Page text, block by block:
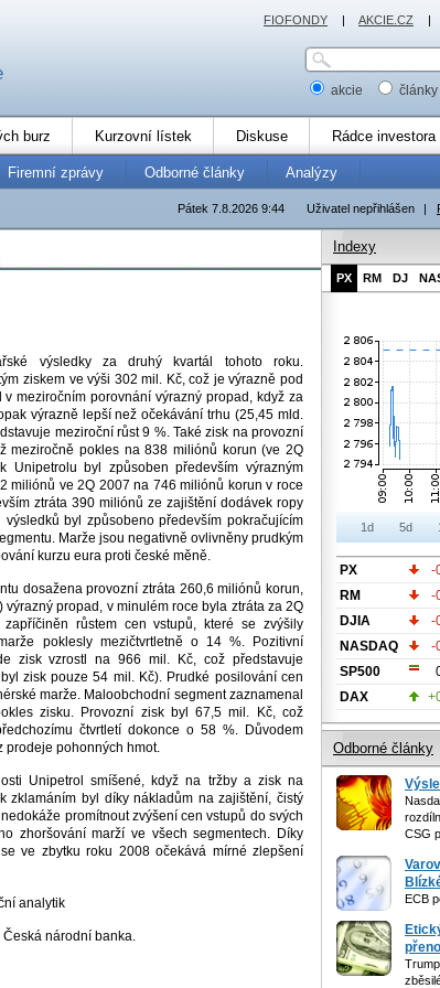
akcie články
burz Kurzovní lístek Diskuse Rádce investora
Firemní zprávy Odborné články Analýzy
Uživatel nepřihlášen |
Pátek 7.8.2026 9:44
výsledky za druhý kvartál tohoto roku.
ziskem ve výši 302 mil. Kč, což je výrazně pod
meziročním porovnání výrazný propad, když za
výrazně lepší než očekávání trhu (25,45 mld.
meziroční růst 9 %. Také zisk na provozní
meziročně pokles na 838 miliónů korun (ve 2Q
byl způsoben především výrazným
miliónů ve 2Q 2007 na 746 miliónů korun v roce
ztráta 390 miliónů ze zajištění dodávek ropy
byl způsobeno především pokračujícím
Marže jsou negativně ovlivněny prudkým
kurzu eura proti české měně.
dosažena provozní ztráta 260,6 miliónů korun,
propad, v minulém roce byla ztráta za 2Q
růstem cen vstupů, které se zvýšily
poklesly mezičtvrtletně o 14 %. Pozitivní
zisk vzrostl na 966 mil. Kč, což představuje
zisk pouze 54 mil. Kč). Prudké posilování cen
marže. Maloobchodní segment zaznamenal
zisku. Provozní zisk byl 67,5 mil. Kč, což
čtvrtletí dokonce o 58 %. Důvodem
prodeje pohonných hmot.
Unipetrol smíšené, když na tržby a zisk na
zklamáním byl díky nákladům na zajištění, čistý
promítnout zvýšení cen vstupů do svých
zhoršování marží ve všech segmentech. Díky
ve zbytku roku 2008 očekává mírné zlepšení
analytik
národní banka.
Indexy
PX RM DJ
1d 5d
PX -
RM
-
DJIA
-
NASDAQ
-
SP500
DAX
Odborné články
CSG
ECB
FIOFONDY | AKCIE.CZ |